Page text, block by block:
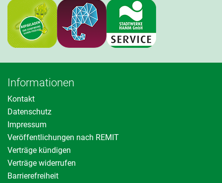
Informationen
Kontakt
Datenschutz
Impressum
Veröffentlichungen nach REMIT
Verträge kündigen
Verträge widerrufen
Barrierefreiheit